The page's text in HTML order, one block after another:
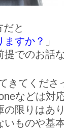
と
ますか？ 」
でのお話
きてくださ
などは対
の限りはあ
いものや基